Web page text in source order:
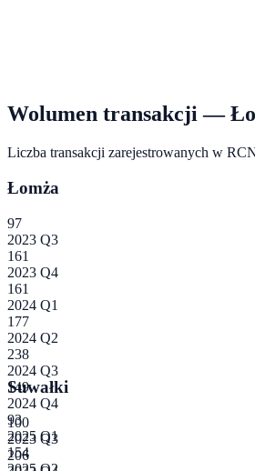
Wolumen transakcji —
Liczba transakcji zarejestrowanych w
Łomża
97
2023 Q3
161
2023 Q4
161
2024 Q1
177
2024 Q2
238
2024 Q3
149
2024 Q4
93
2025 Q1
154
Suwałki
100
2023 Q3
206